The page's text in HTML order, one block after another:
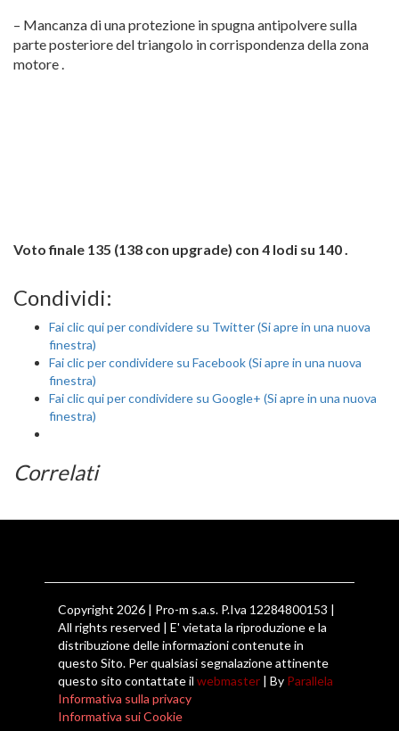
– Mancanza di una protezione in spugna antipolvere sulla
parte posteriore del triangolo in corrispondenza della zona
motore .
Voto finale 135 (138 con upgrade) con 4 lodi su 140 .
Condividi:
Fai clic qui per condividere su Twitter (Si apre in una nuova
finestra)
Fai clic per condividere su Facebook (Si apre in una nuova
finestra)
Fai clic qui per condividere su Google+ (Si apre in una nuova
finestra)
Correlati
Copyright 2026 | Pro-m s.a.s. P.Iva 12284800153 |
All rights reserved | E' vietata la riproduzione e la
distribuzione delle informazioni contenute in
questo Sito. Per qualsiasi segnalazione attinente
questo sito contattate il webmaster | By Parallela
Informativa sulla privacy
Informativa sui Cookie